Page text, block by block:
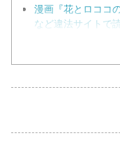
漫画『花とロココ
など違法サイトで